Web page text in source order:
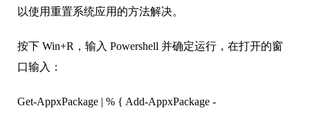
以使用重置系统应用的方法解决。
按下 Win+R，输入 Powershell 并确定运行，在打开的窗
口输入：
Get-AppxPackage | % { Add-AppxPackage -